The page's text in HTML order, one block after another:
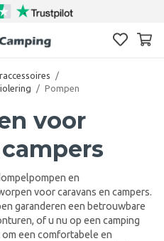
/
/ Pompen
voor
en
voor caravans en campers.
garanderen een betrouwbare
of u nu op een camping
een comfortabele en